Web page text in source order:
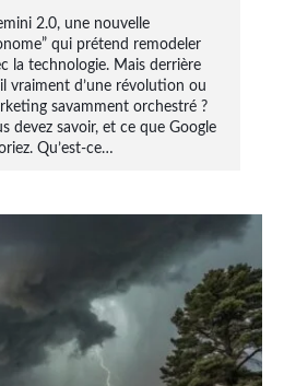
2.0, une nouvelle
qui prétend remodeler
la technologie. Mais derrière
il vraiment d’une révolution ou
savamment orchestré ?
devez savoir, et ce que Google
Qu’est-ce…